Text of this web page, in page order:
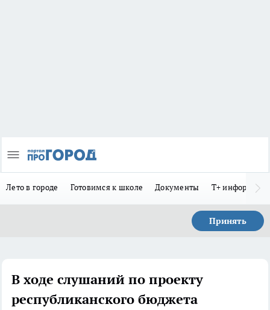
Лето в городе Готовимся к школе Документы Т+
Принять
В ходе слушаний по проекту
республиканского бюджета